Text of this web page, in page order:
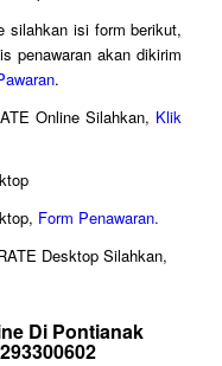
silahkan isi form berikut,
penawaran akan dikirim
.
Online Silahkan, Klik
Form Penawaran.
Desktop Silahkan,
Di Pontianak